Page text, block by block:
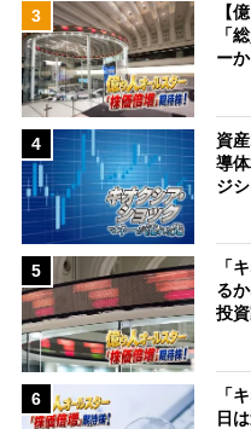
3
【
「
ー
4
資
導
ジ
5
「
る
投
6
「
日